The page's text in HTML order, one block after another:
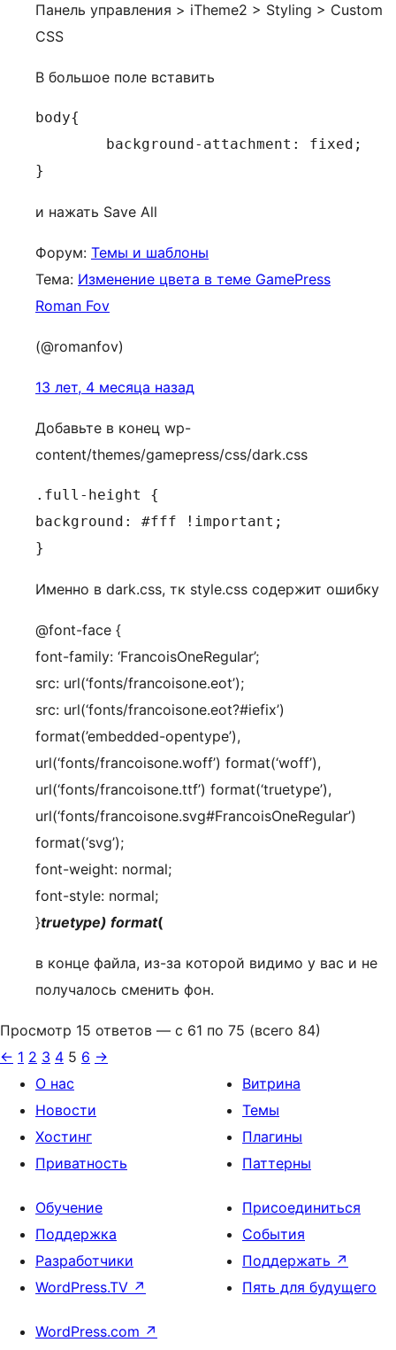
Панель управления > iTheme2 > Styling > Custom
CSS
В большое поле вставить
body{
}
и нажать Save All
Форум: Темы и шаблоны
Тема: Изменение цвета в теме GamePress
Roman Fov
(@romanfov)
13 лет, 4 месяца назад
Добавьте в конец wp-
content/themes/gamepress/css/dark.css
.full-height {
background: #fff !important;
}
Именно в dark.css, тк style.css содержит ошибку
@font-face {
font-family: ‘FrancoisOneRegular’;
src: url(‘fonts/francoisone.eot’);
src: url(‘fonts/francoisone.eot?#iefix’)
format(’embedded-opentype’),
url(‘fonts/francoisone.woff’) format(‘woff’),
url(‘fonts/francoisone.ttf’) format(‘truetype’),
url(‘fonts/francoisone.svg#FrancoisOneRegular’)
format(‘svg’);
font-weight: normal;
font-style: normal;
}truetype) format(
в конце файла, из-за которой видимо у вас и не
получалось сменить фон.
Просмотр 15 ответов — с 61 по 75 (всего 84)
← 1 2 3 4 5 6 →
О нас
Новости
Хостинг
Приватность
Витрина
Темы
Плагины
Паттерны
Обучение
Поддержка
Разработчики
WordPress.TV ↗
Присоединиться
События
Поддержать ↗
Пять для будущего
WordPress.com ↗